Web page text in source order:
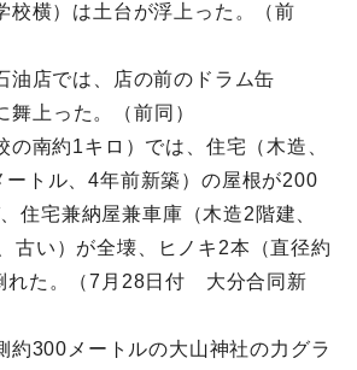
校横）は土台が浮上った。（前
油店では、店の前のドラム缶
舞上った。（前同）
の南約1キロ）では、住宅（木造、
ートル、4年前新築）の屋根が200
住宅兼納屋兼車庫（木造2階建、
古い）が全壊、ヒノキ2本（直径約
れた。（7月28日付 大分合同新
約300メートルの大山神社の力グラ